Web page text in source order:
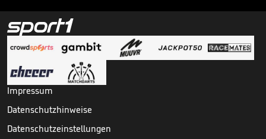
Impressum
Datenschutzhinweise
Datenschutzeinstellungen